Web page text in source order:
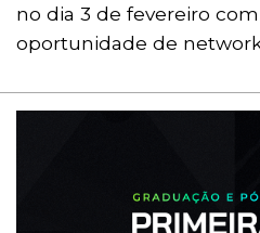
no dia 3 de fevereiro
oportunidade de